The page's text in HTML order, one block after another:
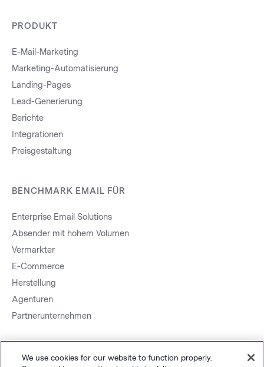
PRODUKT
E-Mail-Marketing
Marketing-Automatisierung
Landing-Pages
Lead-Generierung
Berichte
Integrationen
Preisgestaltung
BENCHMARK EMAIL FÜR
Enterprise Email Solutions
Absender mit hohem Volumen
Vermarkter
E-Commerce
Herstellung
Agenturen
Partnerunternehmen
We use cookies for our website to function properly.